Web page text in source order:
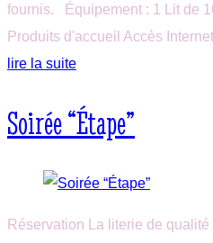
fournis. Équipement : 1 Lit de
Produits d'accueil Accès
lire la suite
Soirée “Étape”
Réservation La literie de